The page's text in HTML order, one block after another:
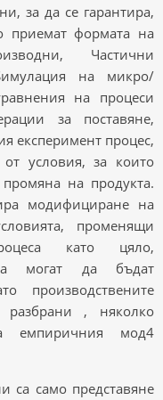
за да се гарантира,
приемат формата на
Частични
на микро/
на процеси
за поставяне,
експеримент процес,
условия, за които
на продукта.
модифициране на
променящи
като цяло,
могат да бъдат
производствените
, няколко
емпиричния мод4
са само представяне